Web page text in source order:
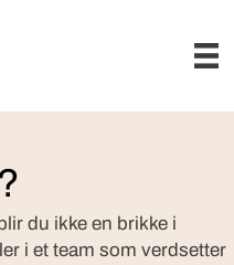
du ikke en brikke i
i et team som verdsetter